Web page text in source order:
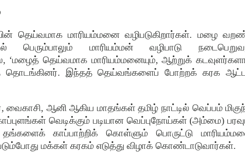
தெய்வமாக மாரியம்மனை வழிபடுகிறார்கள். மழை
பெரும்பாலும் மாரியம்மன் வழிபாடு
, ‘மழைத் தெய்வமாக மாரியம்மனையும்,ஆற்றுக்
தொடங்கினர். இந்தத் தெய்வங்களைப் போற்றக் கரக
,வைகாசி, ஆனி ஆகிய மாதங்கள் தமிழ் நாட்டில் வெப்பம்
வெடிக்கும் படியான வெப்புநோய்கள்(அம்மை)
காப்பாற்றிக் கொள்ளும் பொருட்டு
மக்கள் கரகம் எடுத்து விழாக் கொண்டாடுவார்கள்.